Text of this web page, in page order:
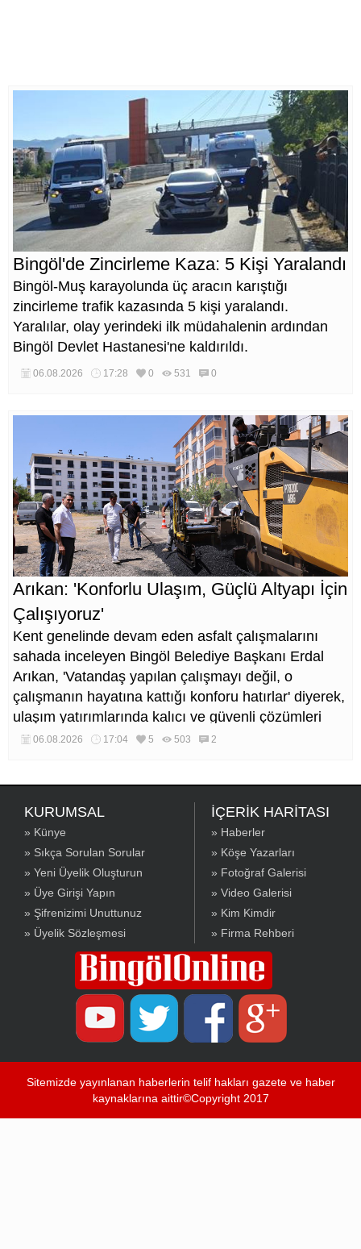
Bingöl'de Zincirleme Kaza: 5 Kişi Yaralandı
Bingöl-Muş karayolunda üç aracın karıştığı
zincirleme trafik kazasında 5 kişi yaralandı.
Yaralılar, olay yerindeki ilk müdahalenin ardından
Bingöl Devlet Hastanesi'ne kaldırıldı.
06.08.2026 17:28 0 531 0
Arıkan: 'Konforlu Ulaşım, Güçlü Altyapı İçin
Çalışıyoruz'
Kent genelinde devam eden asfalt çalışmalarını
sahada inceleyen Bingöl Belediye Başkanı Erdal
Arıkan, 'Vatandaş yapılan çalışmayı değil, o
çalışmanın hayatına kattığı konforu hatırlar' diyerek,
ulaşım yatırımlarında kalıcı ve güvenli çözümleri
öncelediklerini söyledi. Arıkan, bu sezon yaklaşık 40
06.08.2026 17:04 5 503 2
KURUMSAL
» Künye
» Sıkça Sorulan Sorular
» Yeni Üyelik Oluşturun
» Üye Girişi Yapın
» Şifrenizimi Unuttunuz
» Üyelik Sözleşmesi
İÇERİK HARİTASI
» Haberler
» Köşe Yazarları
» Fotoğraf Galerisi
» Video Galerisi
» Kim Kimdir
» Firma Rehberi
Sitemizde yayınlanan haberlerin telif hakları gazete ve haber
kaynaklarına aittir©Copyright 2017